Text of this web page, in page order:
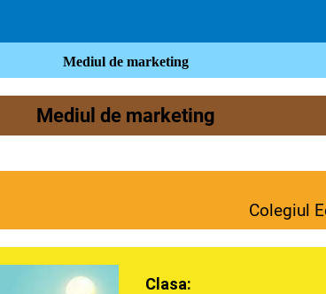
Mediul de marketing
Mediul de marketing
Colegiul
Clasa: